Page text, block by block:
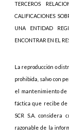
TERCEROS
CALIFICACIONES
UNA ENTIDAD
ENCONTRAR EN EL
La reproducción o
prohibida, salvo con
el mantenimiento de
fáctica que recibe de
SCR S.A. considera
razonable de la